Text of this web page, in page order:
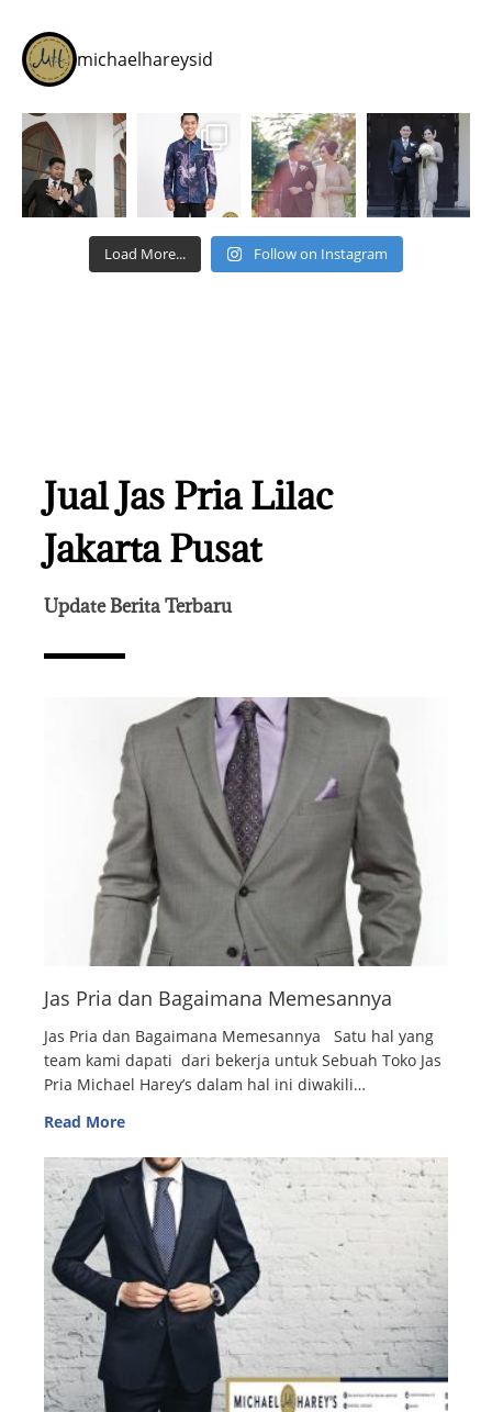
michaelhareysid
Load More... Follow on Instagram
Jual Jas Pria Lilac
Jakarta Pusat
Update Berita Terbaru
Jas Pria dan Bagaimana Memesannya
Jas Pria dan Bagaimana Memesannya Satu hal yang
team kami dapati dari bekerja untuk Sebuah Toko Jas
Pria Michael Harey’s dalam hal ini diwakili…
Read More